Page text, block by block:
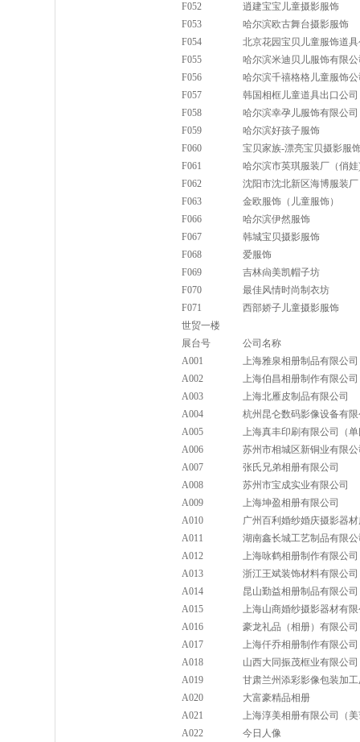
F052
逍建宝宝儿童摄影服饰
F053
哈尔滨欧古舞台摄影服饰
F054
北京花园宝贝儿童服饰道
F055
哈尔滨米迪贝儿服饰有限
F056
哈尔滨千禧格格儿童服饰
F057
韩国相框儿童道具出口公司
F058
哈尔滨幸孕儿服饰有限公司
F059
哈尔滨好孩子服饰
F060
宝贝家族-漂亮宝贝摄影服
F061
哈尔滨市英琪服装厂（俏娃
F062
沈阳市沈北新区海博服装厂
F063
金欧服饰（儿童服饰）
F066
哈尔滨伊然服饰
F067
韩城宝贝摄影服饰
F068
爱服饰
F069
吉林尙美凯帽子坊
F070
最佳风情时尚制衣坊
F071
西部娇子儿童摄影服饰
世贸一楼
展台号
公司名称
A001
上海雅泉相册制品有限公司
A002
上海伯昌相册制作有限公司
A003
上海北雁皮制品有限公司
A004
杭州昆仑数码影像设备有
A005
上海真丰印刷有限公司（
A006
苏州市相城区新铜业有限
A007
张氏兄弟相册有限公司
A008
苏州市宝成实业有限公司
A009
上海坤盈相册有限公司
A010
广州百利婚纱婚庆摄影器
A011
湖南鑫长城工艺制品有限
A012
上海咏鹤相册制作有限公司
A013
浙江王斌装饰材料有限公司
A014
昆山勤益相册制品有限公司
A015
上海山商婚纱摄影器材有
A016
豪龙礼品（相册）有限公司
A017
上海仟乔相册制作有限公司
A018
山西大同振茂框业有限公司
A019
甘肃兰州添彩影像包装加
A020
大富豪精品相册
A021
上海淳美相册有限公司（
A022
今日人像